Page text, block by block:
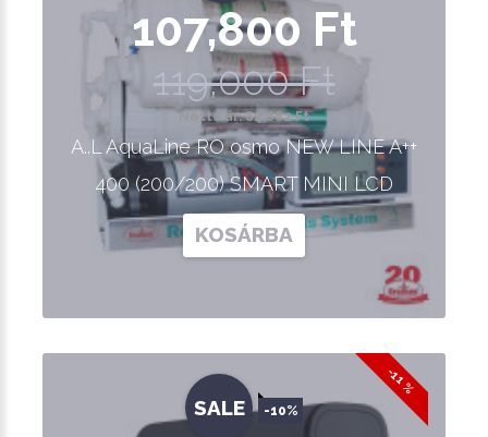
107,800 Ft
119,000 Ft
Nettó ár: 84,882 Ft
A..L AquaLine RO osmo NEW LINE A++
400 (200/200) SMART MINI LCD
KOSÁRBA
-11 %
SALE -10%